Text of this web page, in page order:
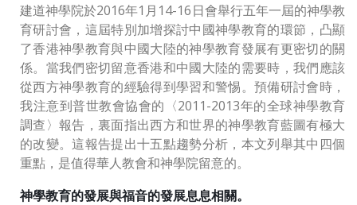
建道神學院於2016年1月14-16日會舉行五年一屆的神學教
育研討會，這屆特別加增探討中國神學教育的環節，凸顯
了香港神學教育與中國大陸的神學教育發展有更密切的關
係。當我們密切留意香港和中國大陸的需要時，我們應該
從西方神學教育的經驗得到學習和警惕。預備研討會時，
我注意到普世教會協會的〈2011-2013年的全球神學教育
調查〉報告，裏面指出西方和世界的神學教育藍圖有極大
的改變。這報告提出十五點趨勢分析，本文列舉其中四個
重點，是值得華人教會和神學院留意的。
神學教育的發展與福音的發展息息相關。